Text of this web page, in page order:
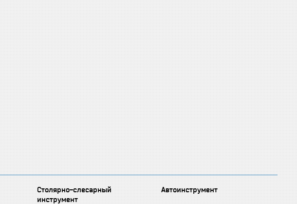
Столярно-слесарный
инструмент
Автоинструмент